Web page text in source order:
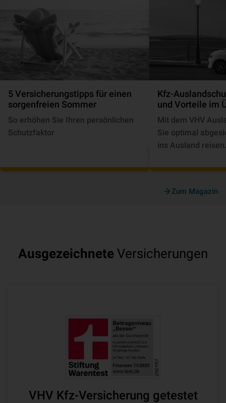
5 Versicherungstipps für einen
sorgenfreien Sommer
So erhöhen Sie Ihren persönlichen
Schutzfaktor
Kfz-
und Vorteile im
Mit dem VHV
Sie optimal
ins Ausland reisen.
Zum Magazin
Ausgezeichnete Versicherungen
VHV Kfz-Versicherung getestet